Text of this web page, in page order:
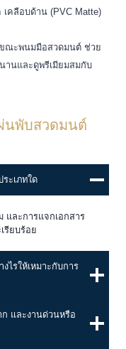
คลือบด้าน (PVC Matte)
ขณะพนมมือสวดมนต์ ช่วย
านและดูพรีเมียมสมกับ
นพับสวดมนต์
ะเภทใด
และการแจกเอกสาร
รียบร้อย
ไรให้เหมาะกับการ
และงานด่วนหรือ